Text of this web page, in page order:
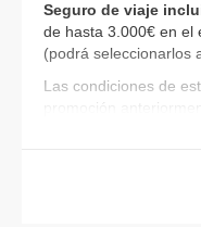
Seguro de viaje
de hasta 3.000€ en el
(podrá seleccionarlos
Las condiciones de
promoción